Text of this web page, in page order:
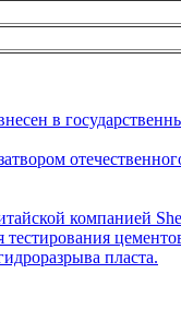
в
компанией
пласта.